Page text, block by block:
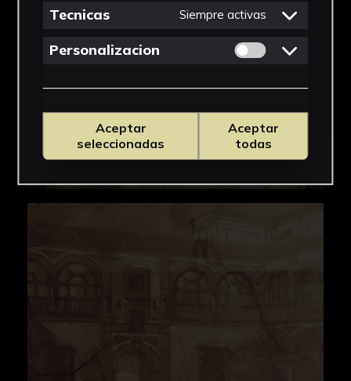
Tecnicas Siempre activas
Personalizacion Permitir cookies
Aceptar
seleccionadas
Aceptar
todas